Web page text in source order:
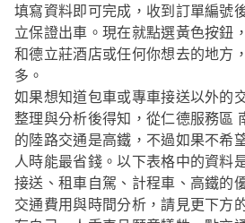
填寫資料即可完成，收到訂單編號
立保證出車。現在就點選黃色按鈕
和德立莊酒店或任何你想去的地方
多。
如果想知道包車或專車接送以外的
整理與分析後得知，從仁德服務區
的陸路交通是高鐵，不過如果不希
人時能最省錢。以下表格中的資料
接送、租車自駕、計程車、高鐵的
交通費用與時間分析，請見更下方